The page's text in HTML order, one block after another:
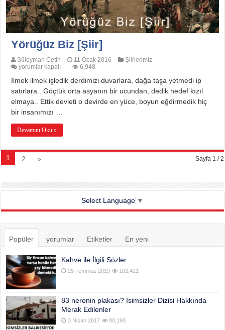
Yörüğüz Biz [Şiir]
Süleyman Çetin 11 Ocak 2016
Şiirlerimiz
Yörüğüz
[Şiir]
için
yorumlar kapalı 6,948
İlmek ilmek işledik derdimizi duvarlara, dağa taşa yetmedi ip
satırlara.. Göçtük orta asyanın bir ucundan, dedik hedef kızıl
elmaya.. Ettik devleti o devirde en yüce, boyun eğdirmedik hiç
bir insanımızı …
Devamını Oku »
Sayfa 1 / 2
1 2 »
Select Language ▼
Popüler yorumlar Etiketler En yeni
Kahve ile İlgili Sözler
25 Temmuz 2019 102,421
83 nerenin plakası? İsimsizler Dizisi Hakkında
Merak Edilenler
3 Nisan 2017 80,190